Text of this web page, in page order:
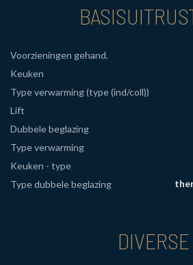
Voorzieningen gehand.
Keuken
Type verwarming (type (ind/coll))
Lift
Dubbele beglazing
Type verwarming
Keuken - type
Type dubbele beglazing
DIVERSE